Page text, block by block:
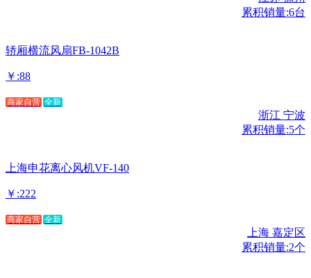
累积销量:6台
轿厢横流风扇FB-1042B
￥:88
商家自营 全新
浙江 宁波
累积销量:5个
上海申花离心风机VF-140
￥:222
商家自营 全新
上海 嘉定区
累积销量:2个